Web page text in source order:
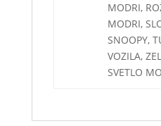
MODRI,
MODRI,
SNOOPY,
VOZILA,
SVETLO